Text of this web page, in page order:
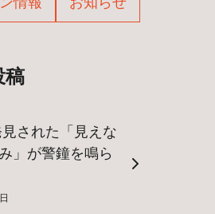
稿
された「見えな
」が警鐘を鳴ら